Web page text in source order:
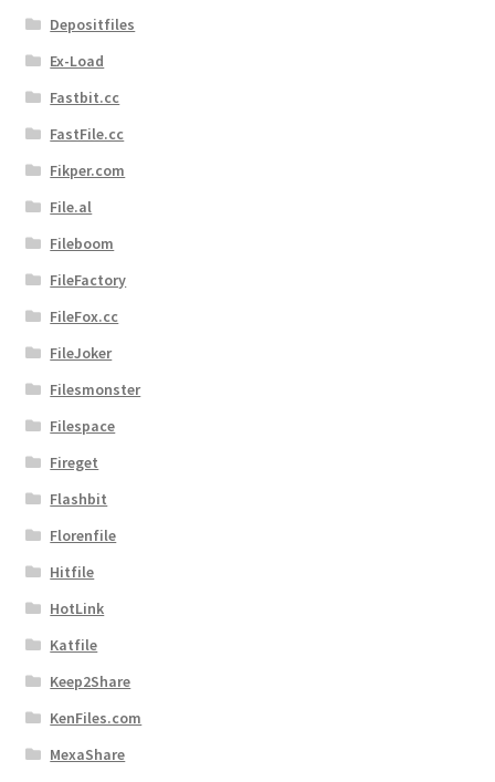
Depositfiles
Ex-Load
Fastbit.cc
FastFile.cc
Fikper.com
File.al
Fileboom
FileFactory
FileFox.cc
FileJoker
Filesmonster
Filespace
Fireget
Flashbit
Florenfile
Hitfile
HotLink
Katfile
Keep2Share
KenFiles.com
MexaShare